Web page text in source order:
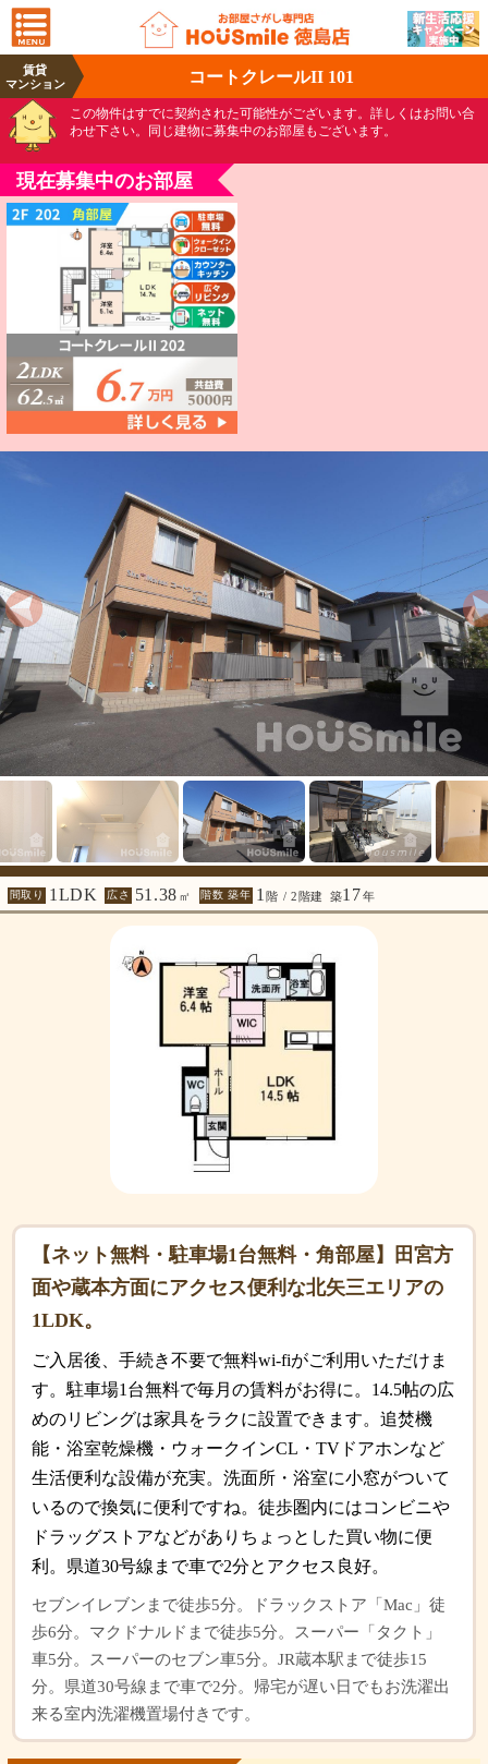
賃貸
マンション
コートクレールII 101
この物件はすでに契約された可能性がございます。詳しくはお問い合
わせ下さい。同じ建物に募集中のお部屋もございます。
現在募集中のお部屋
間取り 1LDK 広さ 51.38 ㎡ 階数 築年 1 階 / 2階建 築17年
【ネット無料・駐車場1台無料・角部屋】田宮方
面や蔵本方面にアクセス便利な北矢三エリアの
1LDK。
ご入居後、手続き不要で無料wi-fiがご利用いただけま
す。駐車場1台無料で毎月の賃料がお得に。14.5帖の広
めのリビングは家具をラクに設置できます。追焚機
能・浴室乾燥機・ウォークインCL・TVドアホンなど
生活便利な設備が充実。洗面所・浴室に小窓がついて
いるので換気に便利ですね。徒歩圏内にはコンビニや
ドラッグストアなどがありちょっとした買い物に便
利。県道30号線まで車で2分とアクセス良好。
セブンイレブンまで徒歩5分。ドラックストア「Mac」徒
歩6分。マクドナルドまで徒歩5分。スーパー「タクト」
車5分。スーパーのセブン車5分。JR蔵本駅まで徒歩15
分。県道30号線まで車で2分。帰宅が遅い日でもお洗濯出
来る室内洗濯機置場付きです。